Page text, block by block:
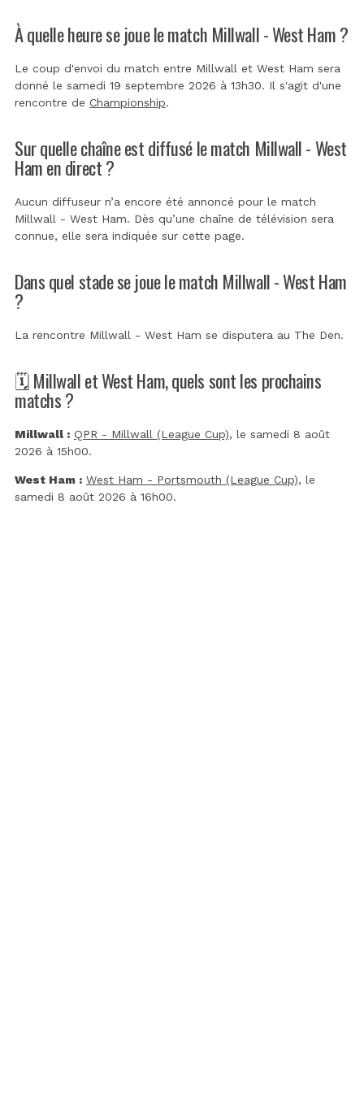
À quelle heure se joue le match Millwall - West Ham ?
Le coup d'envoi du match entre Millwall et West Ham sera
donné le samedi 19 septembre 2026 à 13h30. Il s'agit d'une
rencontre de Championship.
Sur quelle chaîne est diffusé le match Millwall - West
Ham en direct ?
Aucun diffuseur n’a encore été annoncé pour le match
Millwall - West Ham. Dès qu’une chaîne de télévision sera
connue, elle sera indiquée sur cette page.
Dans quel stade se joue le match Millwall - West Ham
?
La rencontre Millwall - West Ham se disputera au The Den.
🗓️ Millwall et West Ham, quels sont les prochains
matchs ?
Millwall : QPR - Millwall (League Cup), le samedi 8 août
2026 à 15h00.
West Ham : West Ham - Portsmouth (League Cup), le
samedi 8 août 2026 à 16h00.